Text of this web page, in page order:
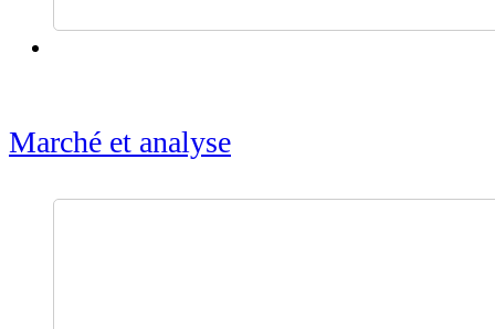
Marché et analyse